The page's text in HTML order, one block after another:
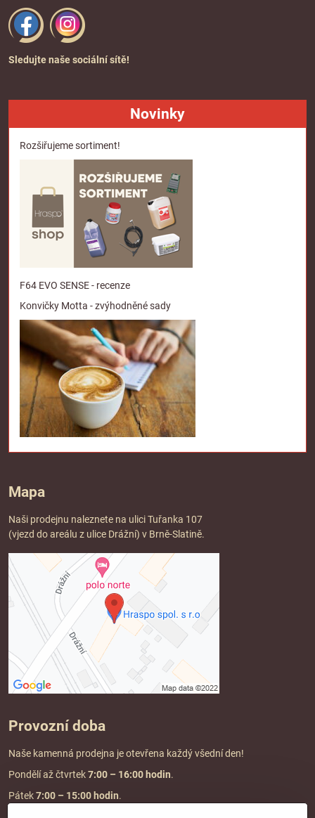
Sledujte naše sociální sítě!
Novinky
Rozšiřujeme sortiment!
F64 EVO SENSE - recenze
Konvičky Motta - zvýhodněné sady
Mapa
Naši prodejnu naleznete na ulici Tuřanka 107
(vjezd do areálu z ulice Drážní) v Brně-Slatině.
Provozní doba
Naše kamenná prodejna je otevřena každý všední den!
Pondělí až čtvrtek7:00 – 16:00 hodin.
Pátek7:00 – 15:00 hodin.